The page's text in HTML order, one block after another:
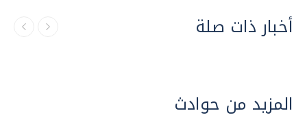
أخبار ذات صلة
المزيد من حوادث